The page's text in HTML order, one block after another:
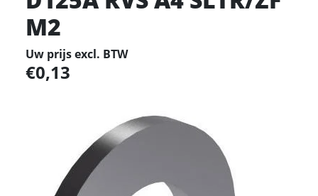
M2
Uw prijs excl. BTW
0,13